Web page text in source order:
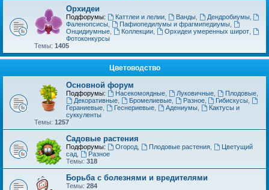
Орхидеи
Подфорумы: Каттлеи и лелии, Ванды, Дендробиумы,
Фаленопсисы
Пафиопедилумы и фрагмипедиумы,
Онцидиумные
Коллекции, Орхидеи умеренных широт,
Фотоконкурсы
Темы: 1405
Цветоводство
Основной форум
Подфорумы: Насекомоядные, Луковичные, Плодовые,
Декоративные, Бромелиевые, Разное, Гибискусы
Гераниевые
Геснериевые, Адениумы,
Кактусы и
суккуленты
Темы: 1257
Садовые растения
Подфорумы: Огород, Плодовые растения,
Цветущий
сад
Разное
Темы: 318
Борьба с болезнями и вредителями
Темы: 284